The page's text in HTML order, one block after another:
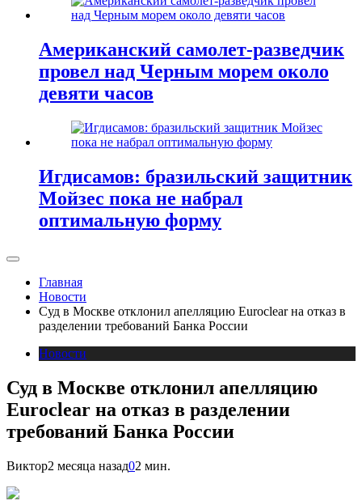
Американский самолет-разведчик
провел над Черным морем около
девяти часов
Игдисамов: бразильский защитник
Мойзес пока не набрал
оптимальную форму
Главная
Новости
Суд в Москве отклонил апелляцию Euroclear на отказ в
разделении требований Банка России
Новости
Суд в Москве отклонил апелляцию
Euroclear на отказ в разделении
требований Банка России
Виктор2 месяца назад02 мин.